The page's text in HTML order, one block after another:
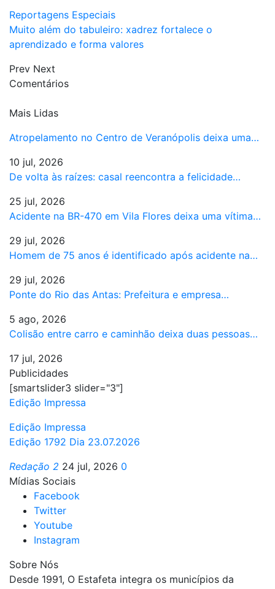
Reportagens Especiais
Muito além do tabuleiro: xadrez fortalece o
aprendizado e forma valores
Prev Next
Comentários
Mais Lidas
Atropelamento no Centro de Veranópolis deixa uma…
10 jul, 2026
De volta às raízes: casal reencontra a felicidade…
25 jul, 2026
Acidente na BR-470 em Vila Flores deixa uma vítima…
29 jul, 2026
Homem de 75 anos é identificado após acidente na…
29 jul, 2026
Ponte do Rio das Antas: Prefeitura e empresa…
5 ago, 2026
Colisão entre carro e caminhão deixa duas pessoas…
17 jul, 2026
Publicidades
[smartslider3 slider="3"]
Edição Impressa
Edição Impressa
Edição 1792 Dia 23.07.2026
Redação 2 24 jul, 2026 0
Mídias Sociais
Facebook
Twitter
Youtube
Instagram
Sobre Nós
Desde 1991, O Estafeta integra os municípios da